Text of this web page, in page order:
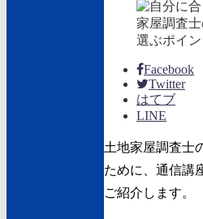
Facebook
Twitter
はてブ
LINE
土地家屋調査士
ために、通信講
ご紹介します。